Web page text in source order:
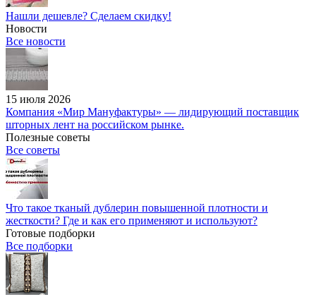
Нашли дешевле? Сделаем скидку!
Новости
Все новости
15 июля 2026
Компания «Мир Мануфактуры» — лидирующий поставщик
шторных лент на российском рынке.
Полезные советы
Все советы
Что такое тканый дублерин повышенной плотности и
жесткости? Где и как его применяют и используют?
Готовые подборки
Все подборки